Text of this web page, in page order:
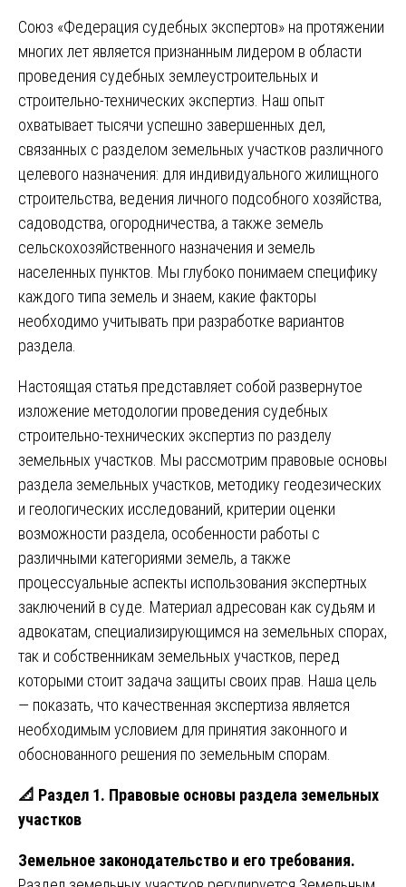
Союз «Федерация судебных экспертов» на протяжении
многих лет является признанным лидером в области
проведения судебных землеустроительных и
строительно-технических экспертиз. Наш опыт
охватывает тысячи успешно завершенных дел,
связанных с разделом земельных участков различного
целевого назначения: для индивидуального жилищного
строительства, ведения личного подсобного хозяйства,
садоводства, огородничества, а также земель
сельскохозяйственного назначения и земель
населенных пунктов. Мы глубоко понимаем специфику
каждого типа земель и знаем, какие факторы
необходимо учитывать при разработке вариантов
раздела.
Настоящая статья представляет собой развернутое
изложение методологии проведения судебных
строительно-технических экспертиз по разделу
земельных участков. Мы рассмотрим правовые основы
раздела земельных участков, методику геодезических
и геологических исследований, критерии оценки
возможности раздела, особенности работы с
различными категориями земель, а также
процессуальные аспекты использования экспертных
заключений в суде. Материал адресован как судьям и
адвокатам, специализирующимся на земельных спорах,
так и собственникам земельных участков, перед
которыми стоит задача защиты своих прав. Наша цель
— показать, что качественная экспертиза является
необходимым условием для принятия законного и
обоснованного решения по земельным спорам.
📐 Раздел 1. Правовые основы раздела земельных
участков
Земельное законодательство и его требования.